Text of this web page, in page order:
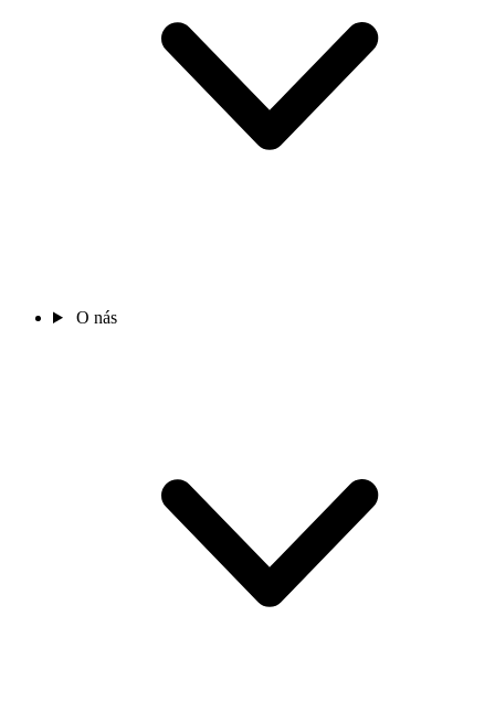
O nás